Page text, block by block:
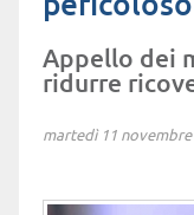
Appello dei
ridurre
martedì 11 novembre